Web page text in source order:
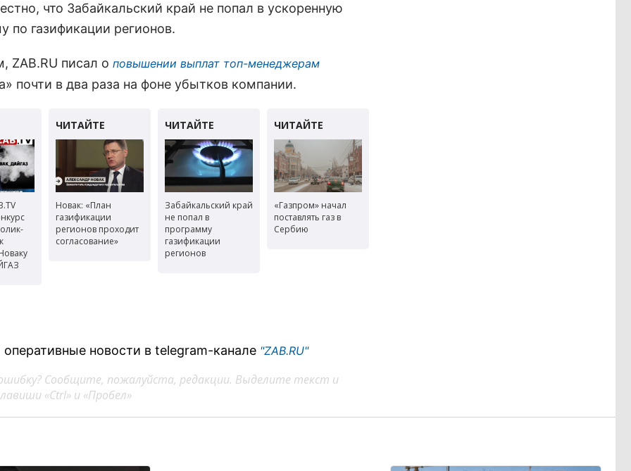
что Забайкальский край не попал в ускоренную
по газификации регионов.
ZAB.RU писал о повышении выплат топ-менеджерам
почти в два раза на фоне убытков компании.
Новак: «План
газификации
регионов проходит
согласование»
Забайкальский край
не попал в
программу
газификации
регионов
«Газпром» начал
поставлять газ в
Сербию
новости в telegram-канале "ZAB.RU"
Сообщите, пожалуйста, редакции. Выделите текст и
«Ctrl» и «Пробел»